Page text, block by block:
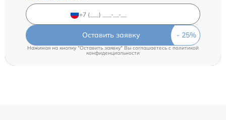
Оставить заявку
Нажимая на кнопку "Оставить заявку" Вы соглашаетесь c политикой
конфиденциальности